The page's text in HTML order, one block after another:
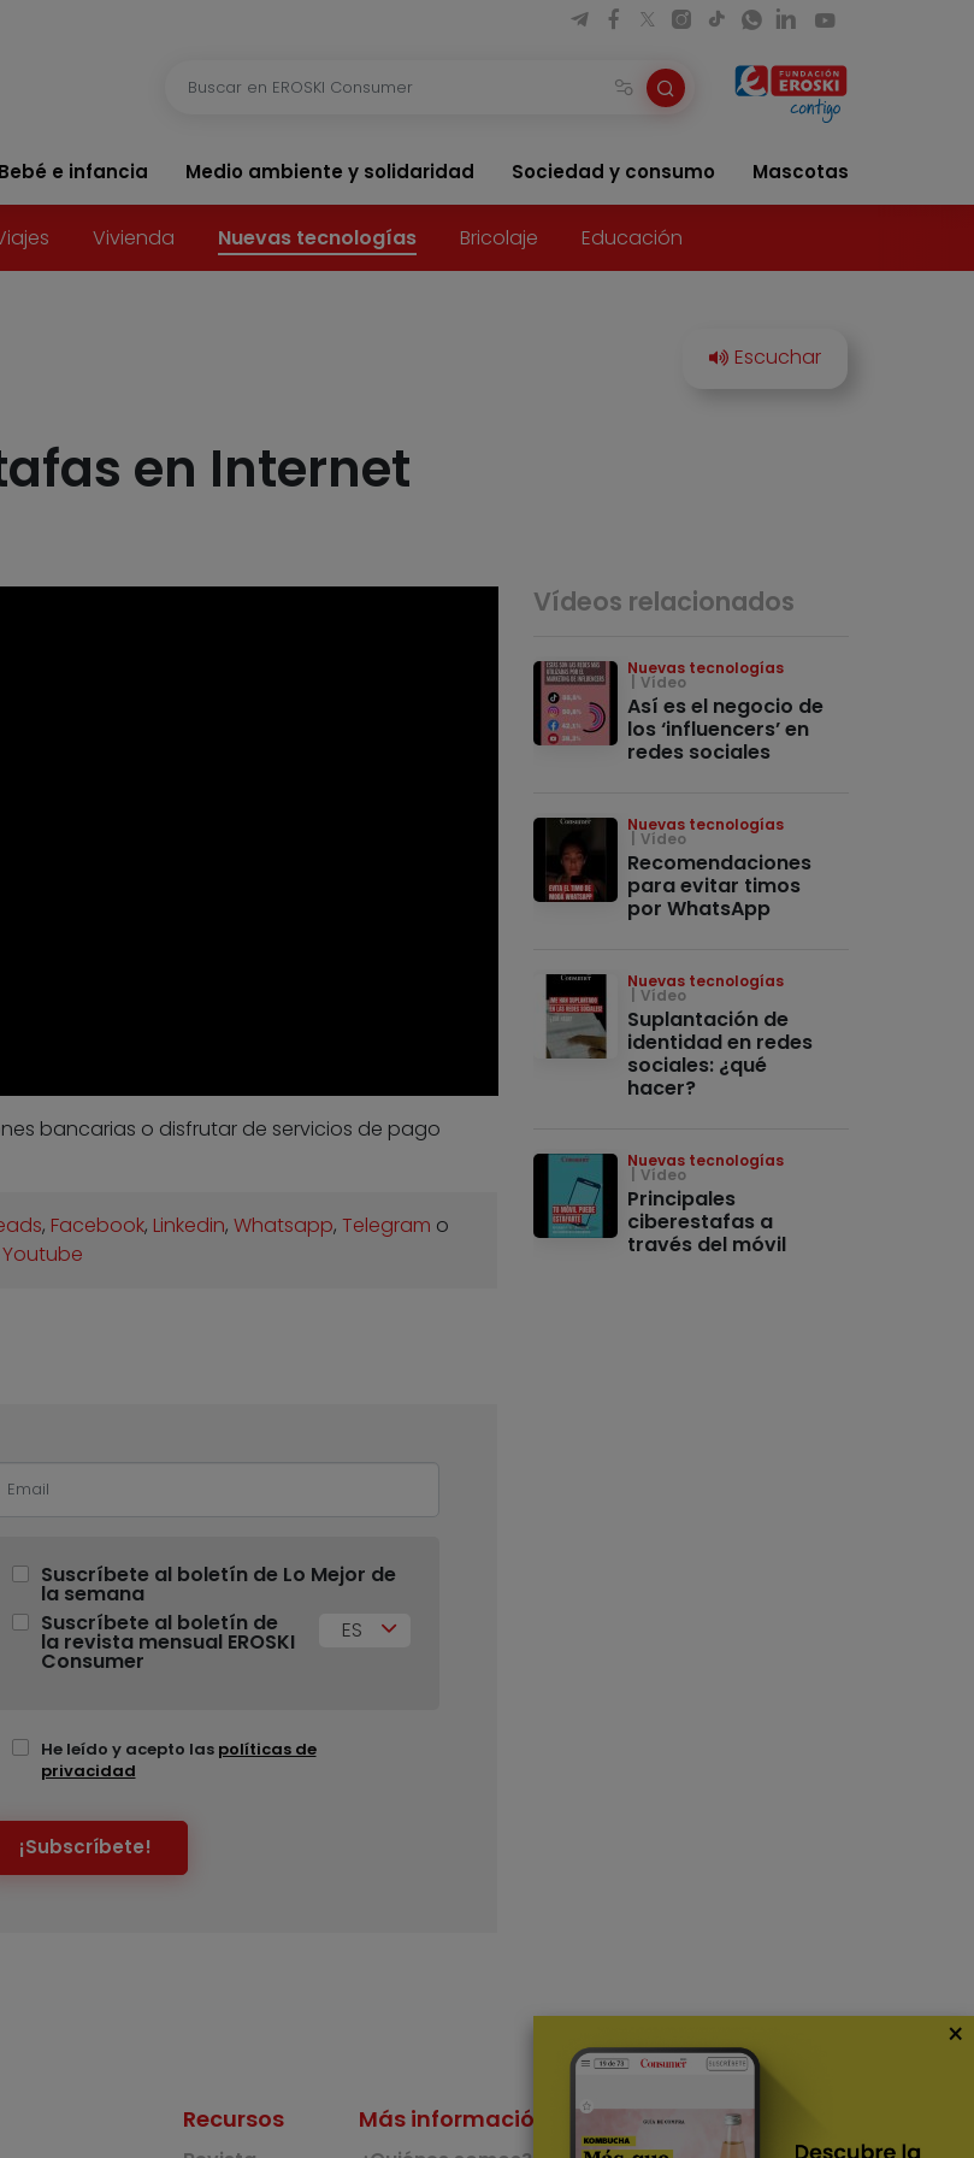
Bebé e infancia Medio ambiente y solidaridad Sociedad y consumo Mascotas
Vivienda Nuevas tecnologías Bricolaje Educación
en Internet
bancarias o disfrutar de servicios de pago
, Facebook, Linkedin,Whatsapp,Telegram o
Youtube
Suscríbete al boletín de Lo Mejor de
la semana
Suscríbete al boletín de
la revista mensual EROSKI
Consumer
ES
He leído y acepto las políticas de
privacidad
¡Subscríbete!
Vídeos relacionados
Nuevas tecnologías
Vídeo
Así es el negocio de
los ‘influencers’ en
redes sociales
Nuevas tecnologías
Vídeo
Recomendaciones
para evitar timos
por WhatsApp
Nuevas tecnologías
Vídeo
Suplantación de
identidad en redes
sociales: ¿qué
hacer?
Nuevas tecnologías
Vídeo
Principales
ciberestafas a
través del móvil
Recursos Más información Nuestras Apps
×